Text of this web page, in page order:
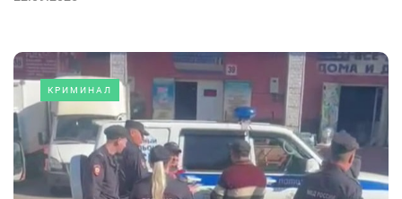
КРИМИНАЛ